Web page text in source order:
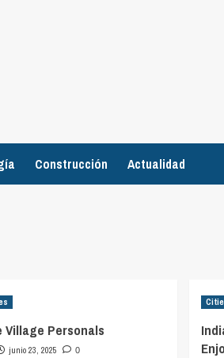
Construcción Actualidad
Village Personals
junio 23, 2025 0